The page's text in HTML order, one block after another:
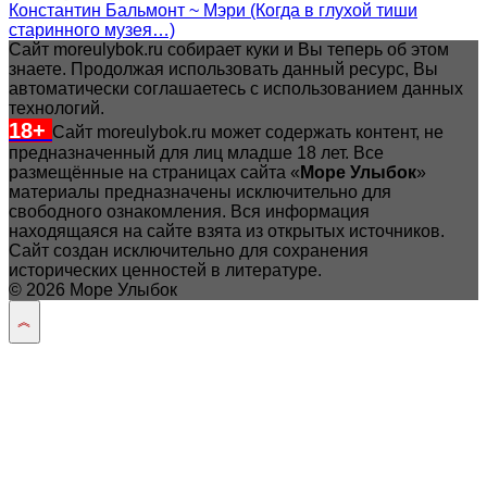
Константин Бальмонт ~ Мэри (Когда в глухой тиши
старинного музея…)
Сайт moreulybok.ru собирает куки и Вы теперь об этом
знаете. Продолжая использовать данный ресурс, Вы
автоматически соглашаетесь с использованием данных
технологий.
18+ Сайт moreulybok.ru может содержать контент, не
предназначенный для лиц младше 18 лет. Все
размещённые на страницах сайта « Море Улыбок»
материалы предназначены исключительно для
свободного ознакомления. Вся информация
находящаяся на сайте взята из открытых источников.
Сайт создан исключительно для сохранения
исторических ценностей в литературе.
© 2026 Море Улыбок